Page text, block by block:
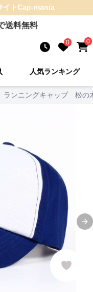
イトCap-mania
送料無料
0 0
人気ランキング
ランニングキャップ 松の